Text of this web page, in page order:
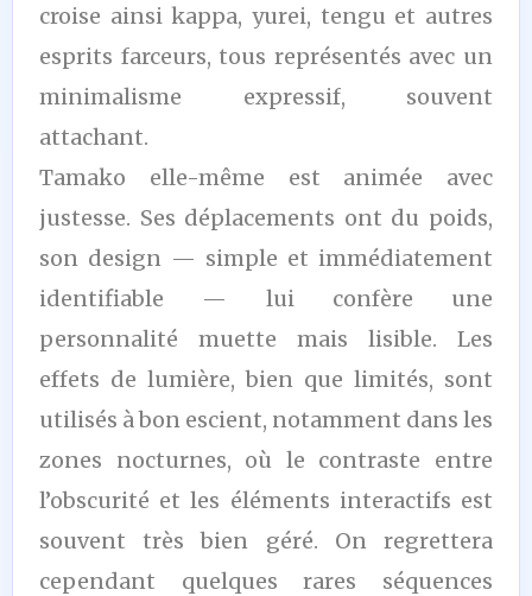
croise ainsi kappa, yurei, tengu et autres
esprits farceurs, tous représentés avec un
minimalisme expressif, souvent
attachant.
Tamako elle-même est animée avec
justesse. Ses déplacements ont du poids,
son design — simple et immédiatement
identifiable — lui confère une
personnalité muette mais lisible. Les
effets de lumière, bien que limités, sont
utilisés à bon escient, notamment dans les
zones nocturnes, où le contraste entre
l’obscurité et les éléments interactifs est
souvent très bien géré. On regrettera
cependant quelques rares séquences